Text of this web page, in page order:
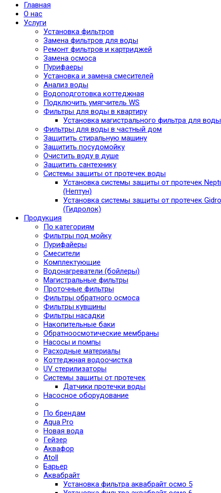
Главная
О нас
Услуги
Установка фильтров
Замена фильтров для воды
Ремонт фильтров и картриджей
Замена осмоса
Пурифаеры
Установка и замена смесителей
Анализ воды
Водоподготовка коттеджная
Подключить умягчитель WS
Фильтры для воды в квартиру
Установка магистрального фильтра для воды
Фильтры для воды в частный дом
Защитить стиральную машину
Защитить посудомойку
Очистить воду в душе
Защитить сантехнику
Системы защиты от протечек воды
Установка системы защиты от протечек
(Нептун)
Установка системы защиты от протечек
(Гидролок)
Продукция
По категориям
Фильтры под мойку
Пурифайеры
Смесители
Комплектующие
Водонагреватели (бойлеры)
Магистральные фильтры
Проточные фильтры
Фильтры обратного осмоса
Фильтры кувшины
Фильтры насадки
Накопительные баки
Обратноосмотические мембраны
Насосы и помпы
Расходные материалы
Коттеджная водоочистка
UV стерилизаторы
Системы защиты от протечек
Датчики протечки воды
Насосное оборудование
По брендам
Aqua Pro
Новая вода
Гейзер
Аквафор
Atoll
Барьер
Аквабрайт
Установка фильтра аквабрайт осмо 5